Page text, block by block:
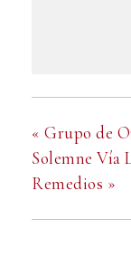
« Grupo de
Solemne Vía
Remedios »